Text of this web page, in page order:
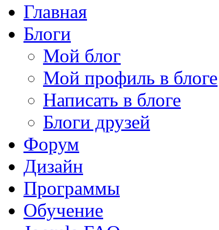
Главная
Блоги
Мой блог
Мой профиль в блоге
Написать в блоге
Блоги друзей
Форум
Дизайн
Программы
Обучение